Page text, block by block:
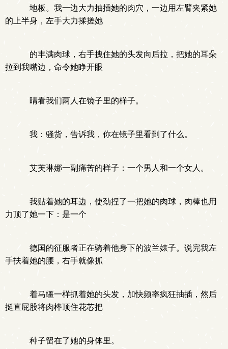
地板。我一边大力抽插她的肉穴，一边用左臂夹紧她
的上半身，左手大力揉搓她
的丰满肉球，右手拽住她的头发向后拉，把她的耳朵
拉到我嘴边，命令她睁开眼
睛看我们两人在镜子里的样子。
我：骚货，告诉我，你在镜子里看到了什么。
艾芙琳娜一副痛苦的样子：一个男人和一个女人。
我贴着她的耳边，使劲捏了一把她的肉球，肉棒也用
力顶了她一下：是一个
德国的征服者正在骑着他身下的波兰婊子。说完我左
手扶着她的腰，右手就像抓
着马缰一样抓着她的头发，加快频率疯狂抽插，然后
挺直屁股将肉棒顶住花芯把
种子留在了她的身体里。